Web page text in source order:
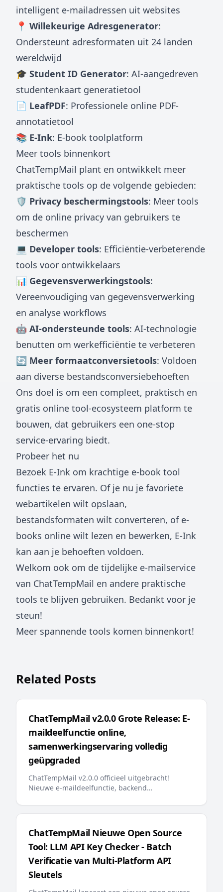
intelligent e-mailadressen uit websites
📍 Willekeurige Adresgenerator:
Ondersteunt adresformaten uit 24 landen
wereldwijd
🎓 Student ID Generator: AI-aangedreven
studentenkaart generatietool
📄 LeafPDF: Professionele online PDF-
annotatietool
📚 E-Ink: E-book toolplatform
Meer tools binnenkort
ChatTempMail plant en ontwikkelt meer
praktische tools op de volgende gebieden:
🛡️ Privacy beschermingstools: Meer tools
om de online privacy van gebruikers te
beschermen
💻 Developer tools: Efficiëntie-verbeterende
tools voor ontwikkelaars
📊 Gegevensverwerkingstools:
Vereenvoudiging van gegevensverwerking
en analyse workflows
🤖 AI-ondersteunde tools: AI-technologie
benutten om werkefficiëntie te verbeteren
🔄 Meer formaatconversietools: Voldoen
aan diverse bestandsconversiebehoeften
Ons doel is om een compleet, praktisch en
gratis online tool-ecosysteem platform te
bouwen, dat gebruikers een one-stop
service-ervaring biedt.
Probeer het nu
Bezoek E-Ink om krachtige e-book tool
functies te ervaren. Of je nu je favoriete
webartikelen wilt opslaan,
bestandsformaten wilt converteren, of e-
books online wilt lezen en bewerken, E-Ink
kan aan je behoeften voldoen.
Welkom ook om de tijdelijke e-mailservice
van ChatTempMail en andere praktische
tools te blijven gebruiken. Bedankt voor je
steun!
Meer spannende tools komen binnenkort!
Related Posts
ChatTempMail v2.0.0 Grote Release: E-
maildeelfunctie online,
samenwerkingservaring volledig
geüpgraded
ChatTempMail v2.0.0 officieel uitgebracht!
Nieuwe e-maildeelfunctie, backend
foutmeldingen, AI-vriendelijke llms.txt en andere
slimmere en handigere tijdelijke e-mailervaring
ChatTempMail Nieuwe Open Source
Tool: LLM API Key Checker - Batch
Verificatie van Multi-Platform API
Sleutels